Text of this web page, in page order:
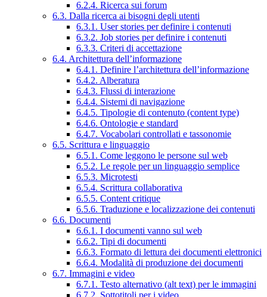
6.2.4. Ricerca sui forum
6.3. Dalla ricerca ai bisogni degli utenti
6.3.1. User stories per definire i contenuti
6.3.2. Job stories per definire i contenuti
6.3.3. Criteri di accettazione
6.4. Architettura dell’informazione
6.4.1. Definire l’architettura dell’informazione
6.4.2. Alberatura
6.4.3. Flussi di interazione
6.4.4. Sistemi di navigazione
6.4.5. Tipologie di contenuto (content type)
6.4.6. Ontologie e standard
6.4.7. Vocabolari controllati e tassonomie
6.5. Scrittura e linguaggio
6.5.1. Come leggono le persone sul web
6.5.2. Le regole per un linguaggio semplice
6.5.3. Microtesti
6.5.4. Scrittura collaborativa
6.5.5. Content critique
6.5.6. Traduzione e localizzazione dei contenuti
6.6. Documenti
6.6.1. I documenti vanno sul web
6.6.2. Tipi di documenti
6.6.3. Formato di lettura dei documenti elettronici
6.6.4. Modalità di produzione dei documenti
6.7. Immagini e video
6.7.1. Testo alternativo (alt text) per le immagini
6.7.2. Sottotitoli per i video